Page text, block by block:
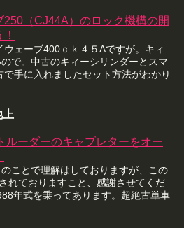
250（CJ44A）のロック機構の開
ェーブ400ｃｋ４５Aですが。キィ
で。中古のキィーシリンダーとスマ
手に入れましたセット方法がわかり
上
ルーダーのキャブレターをオー
ことで理解はしておりますが、この
れておりますこと、感謝させてくだ
年式を乗ってあります。超絶古単車